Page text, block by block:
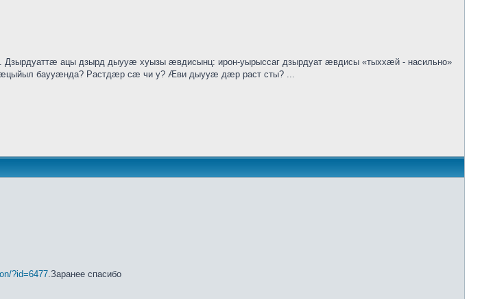
ацы дзырд дыууӕ хуызы ӕвдисынц: ирон-уырыссаг дзырдуат ӕвдисы «тыххӕй - насильно»
баууӕнда? Растдӕр сӕ чи у? Ӕви дыууӕ дӕр раст сты? ...
?id=6477.Заранее спасибо